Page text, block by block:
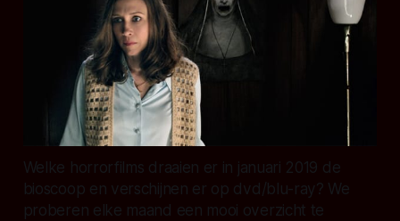
Welke horrorfilms draaien er in januari 2019 de
bioscoop en verschijnen er op dvd/blu-ray? We
proberen elke maand een mooi overzicht te